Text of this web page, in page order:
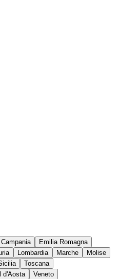
Campania
Emilia Romagna
Lombardia Marche
Molise
Toscana
d'Aosta Veneto